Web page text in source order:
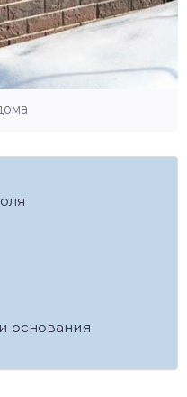
основания